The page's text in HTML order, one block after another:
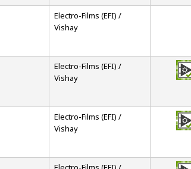
Electro-Films (EFI) /
Vishay
Electro-Films (EFI) /
Vishay
Electro-Films (EFI) /
Vishay